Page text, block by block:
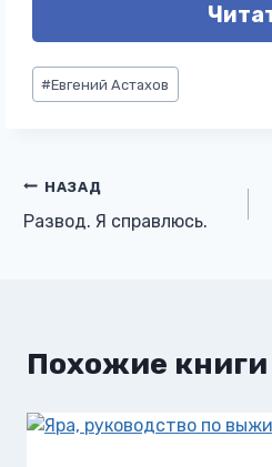
Метки
записи:
#Евгений Астахов
Навигация
по
НАЗАД
Развод. Я справлюсь.
Похожие книги